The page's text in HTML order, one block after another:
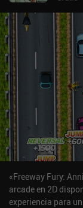
«Freeway Fury:
arcade en 2D
experiencia para